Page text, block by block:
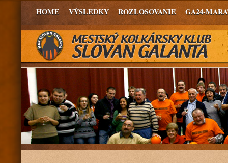
HOME VÝSLEDKY ROZLOSOVANIE GA24-